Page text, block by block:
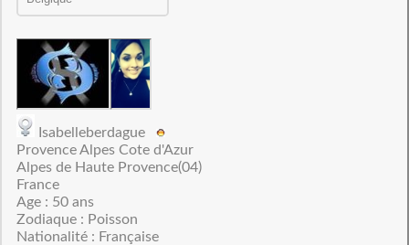
Isabelleberdague
Provence Alpes Cote d'Azur
Alpes de Haute Provence(04)
France
Age : 50 ans
Zodiaque : Poisson
Nationalité : Française